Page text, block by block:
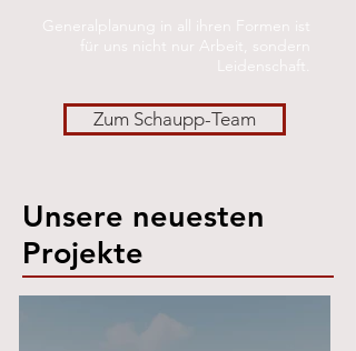
Generalplanung in all ihren Formen ist
für uns nicht nur Arbeit, sondern
Leidenschaft.
Zum Schaupp-Team
Unsere neuesten
Projekte